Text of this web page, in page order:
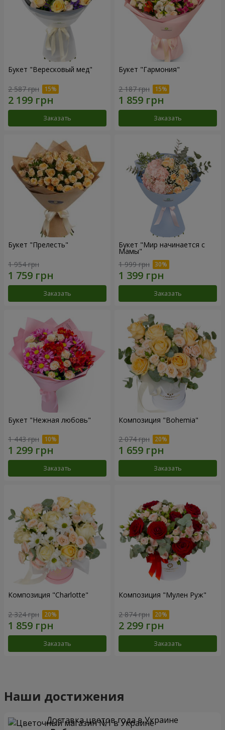
Букет "Вересковый мед"
2 587 грн
Заказать
Букет "Гармония"
2 187 грн
Заказать
Букет "Прелесть"
1 954 грн
Заказать
Букет "Мир начинается с
Мамы"
1 999 грн
Заказать
Букет "Нежная любовь"
1 443 грн
Заказать
Композиция "Bohemia"
2 074 грн
Заказать
Композиция "Charlotte"
2 324 грн
Заказать
Композиция "Мулен Руж"
2 874 грн
Заказать
Наши достижения
Доставка цветов года в Украине